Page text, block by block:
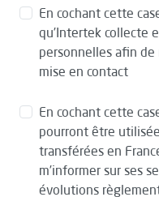
En cochant cette
qu’Intertek collecte
personnelles afin de
mise en contact
En cochant cette
pourront être
transférées en
m’informer sur ses
évolutions